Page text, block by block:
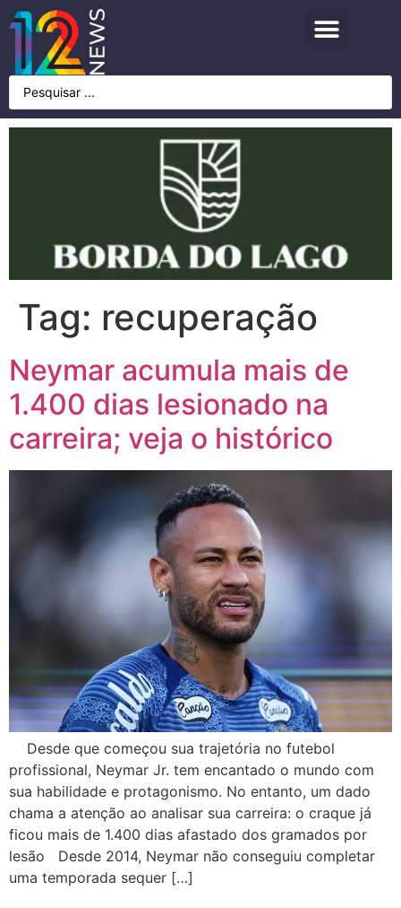
Tag: recuperação
Neymar acumula mais de
1.400 dias lesionado na
carreira; veja o histórico
Desde que começou sua trajetória no futebol
profissional, Neymar Jr. tem encantado o mundo com
sua habilidade e protagonismo. No entanto, um dado
chama a atenção ao analisar sua carreira: o craque já
ficou mais de 1.400 dias afastado dos gramados por
lesão Desde 2014, Neymar não conseguiu completar
uma temporada sequer […]